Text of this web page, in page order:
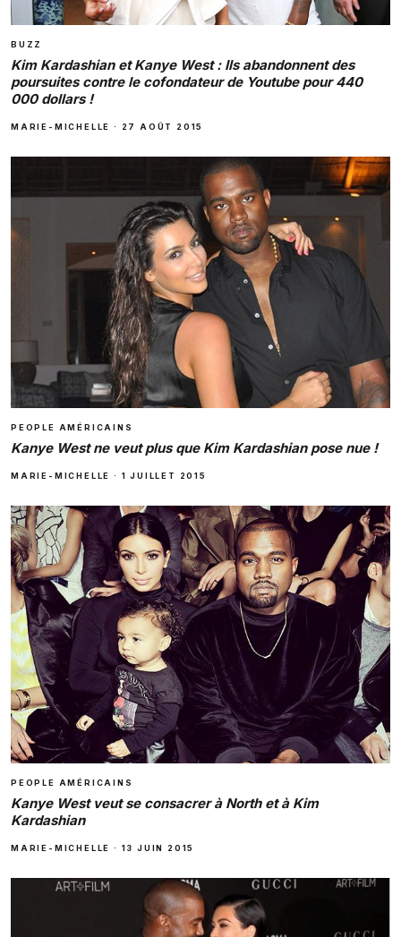
BUZZ
Kim Kardashian et Kanye West : Ils abandonnent des
poursuites contre le cofondateur de Youtube pour 440
000 dollars !
MARIE-MICHELLE · 27 AOÛT 2015
PEOPLE AMÉRICAINS
Kanye West ne veut plus que Kim Kardashian pose nue !
MARIE-MICHELLE · 1 JUILLET 2015
PEOPLE AMÉRICAINS
Kanye West veut se consacrer à North et à Kim
Kardashian
MARIE-MICHELLE · 13 JUIN 2015